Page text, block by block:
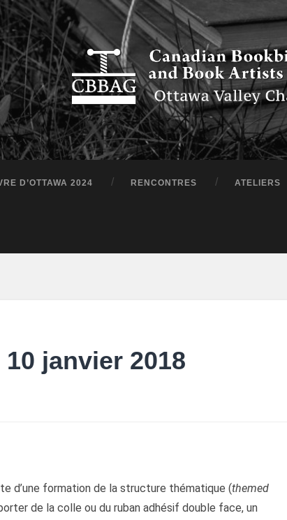
D’OTTAWA 2024 RENCONTRES ATELIERS
janvier 2018
d’une formation de la structure thématique (themed
de la colle ou du ruban adhésif double face, un